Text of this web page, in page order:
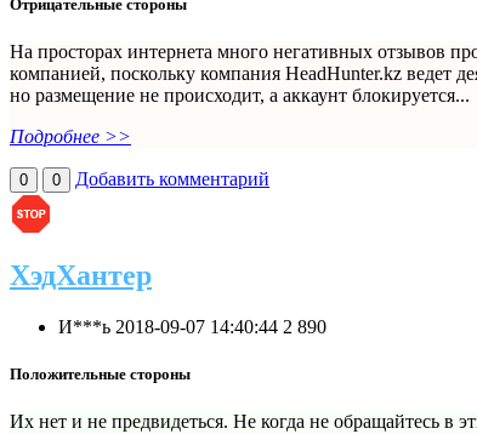
Отрицательные стороны
На просторах интернета много негативных отзывов
компанией, поскольку компания HeadHunter.kz ведет
но размещение не происходит, а аккаунт блокируется...
Подробнее >>
0 0 Добавить комментарий
ХэдХантер
И***ь 2018-09-07 14:40:44 2 890
Положительные стороны
Их нет и не предвидеться. Не когда не обращайтесь